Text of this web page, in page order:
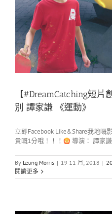
【#DreamCatching短片
別 譚家謙 《運動》
立即Facebook Like&Share我地嘅
貴嘅1分哦！！！
導演： 譚家
By Leung Morris | 19 11 月, 2018 |
閱讀更多